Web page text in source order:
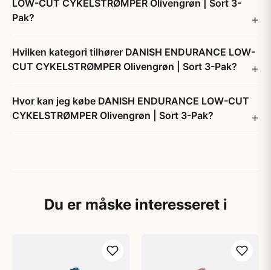
LOW-CUT CYKELSTRØMPER Olivengrøn | Sort 3-
Pak?
Hvilken kategori tilhører DANISH ENDURANCE LOW-
CUT CYKELSTRØMPER Olivengrøn | Sort 3-Pak?
Hvor kan jeg købe DANISH ENDURANCE LOW-CUT
CYKELSTRØMPER Olivengrøn | Sort 3-Pak?
Du er måske interesseret i